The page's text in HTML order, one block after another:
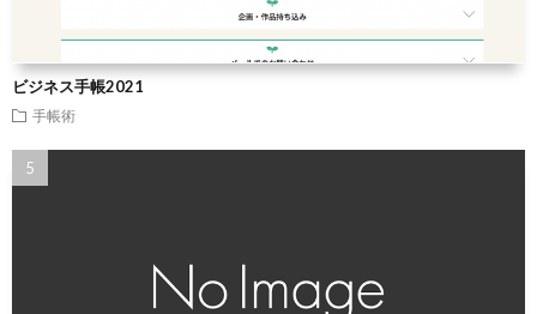
ビジネス手帳2021
手帳術